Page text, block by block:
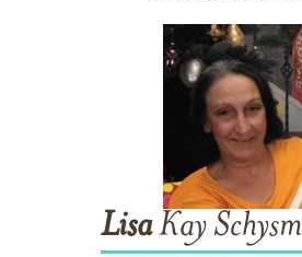
LisaKay Schysm